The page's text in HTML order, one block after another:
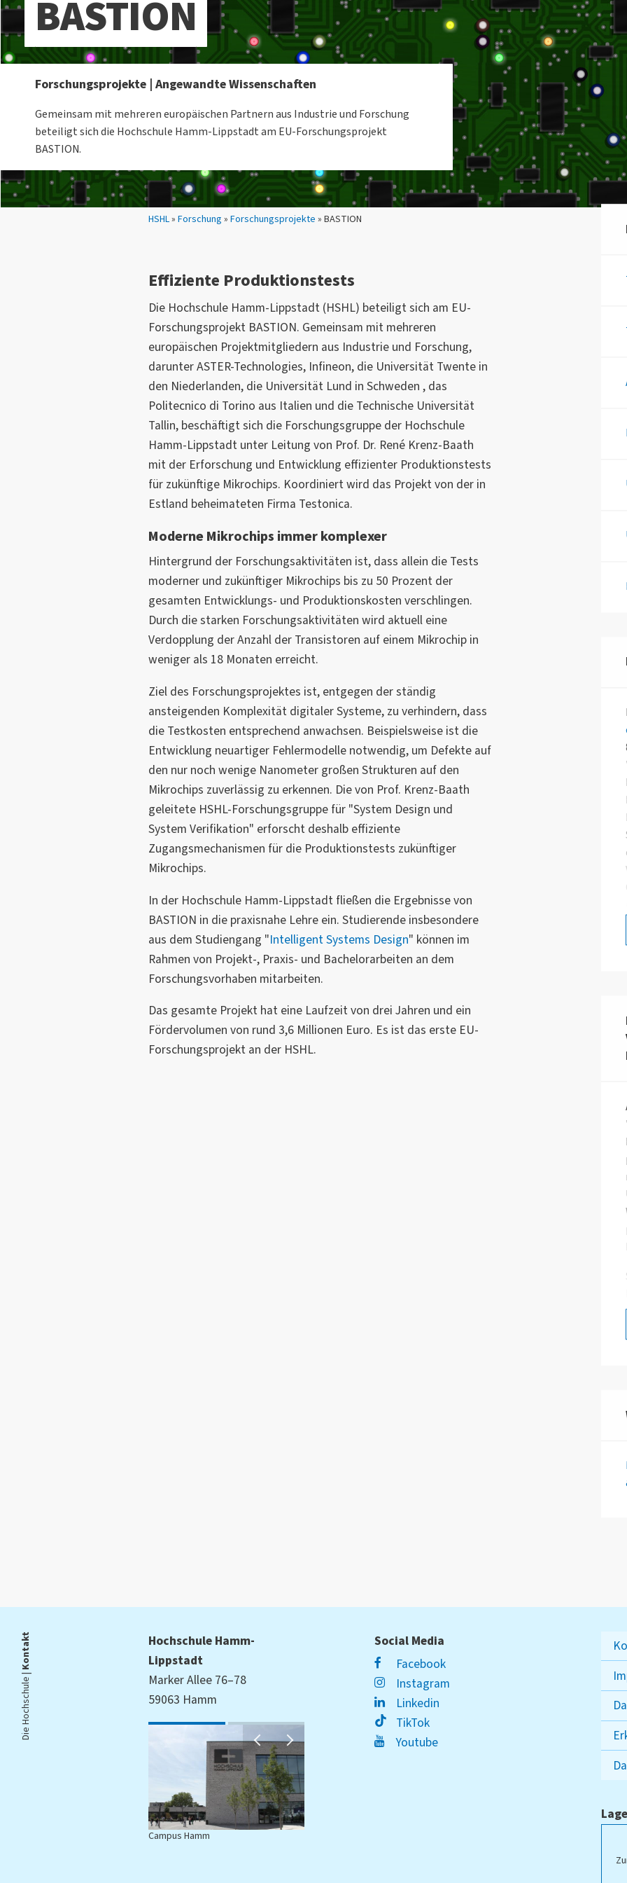
Sie sind hier:
HSHL» Forschung » Forschungsprojekte » BASTION
BASTION
Forschungsprojekte | Angewandte Wissenschaften
Gemeinsam mit mehreren europäischen Partnern aus Industrie und Forschung
beteiligt sich die Hochschule Hamm-Lippstadt am EU-Forschungsprojekt
BASTION.
Effiziente Produktionstests
Die Hochschule Hamm-Lippstadt (HSHL) beteiligt sich am EU-
Forschungsprojekt BASTION. Gemeinsam mit mehreren
europäischen Projektmitgliedern aus Industrie und Forschung,
darunter ASTER-Technologies, Infineon, die Universität Twente in
den Niederlanden, die Universität Lund in Schweden , das
Politecnico di Torino aus Italien und die Technische Universität
Tallin, beschäftigt sich die Forschungsgruppe der Hochschule
Hamm-Lippstadt unter Leitung von Prof. Dr. René Krenz-Baath
mit der Erforschung und Entwicklung effizienter Produktionstests
für zukünftige Mikrochips. Koordiniert wird das Projekt von der in
Estland beheimateten Firma Testonica.
Moderne Mikrochips immer komplexer
Hintergrund der Forschungsaktivitäten ist, dass allein die Tests
moderner und zukünftiger Mikrochips bis zu 50 Prozent der
gesamten Entwicklungs- und Produktionskosten verschlingen.
Durch die starken Forschungsaktivitäten wird aktuell eine
Verdopplung der Anzahl der Transistoren auf einem Mikrochip in
weniger als 18 Monaten erreicht.
Ziel des Forschungsprojektes ist, entgegen der ständig
ansteigenden Komplexität digitaler Systeme, zu verhindern, dass
die Testkosten entsprechend anwachsen. Beispielsweise ist die
Entwicklung neuartiger Fehlermodelle notwendig, um Defekte auf
den nur noch wenige Nanometer großen Strukturen auf den
Mikrochips zuverlässig zu erkennen. Die von Prof. Krenz-Baath
geleitete HSHL-Forschungsgruppe für "System Design und
System Verifikation" erforscht deshalb effiziente
Zugangsmechanismen für die Produktionstests zukünftiger
Mikrochips.
In der Hochschule Hamm-Lippstadt fließen die Ergebnisse von
BASTION in die praxisnahe Lehre ein. Studierende insbesondere
aus dem Studiengang "Intelligent Systems Design" können im
Rahmen von Projekt-, Praxis- und Bachelorarbeiten an dem
Forschungsvorhaben mitarbeiten.
Das gesamte Projekt hat eine Laufzeit von drei Jahren und ein
Fördervolumen von rund 3,6 Millionen Euro. Es ist das erste EU-
Forschungsprojekt an der HSHL.
Die Hochschule |
Kontakt
Hochschule Hamm-
Lippstadt
Marker Allee 76–78
59063 Hamm
Campus Hamm
Social Media
Facebook
Instagram
Linkedin
TikTok
Youtube